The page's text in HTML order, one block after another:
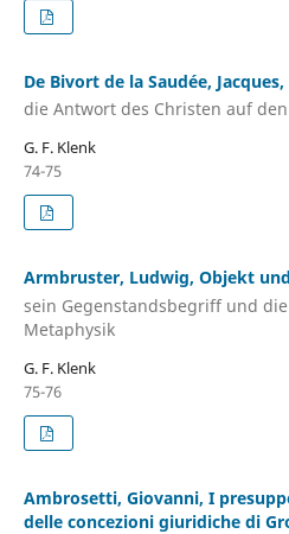
De Bivort de la Saudée,
die Antwort des Christen auf
G. F. Klenk
74-75
Armbruster, Ludwig, Objekt
sein Gegenstandsbegriff und
Metaphysik
G. F. Klenk
75-76
Ambrosetti, Giovanni, I
delle concezioni giuridiche di